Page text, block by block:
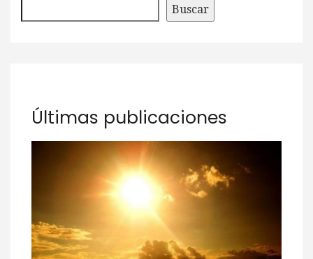
Buscar
Últimas publicaciones